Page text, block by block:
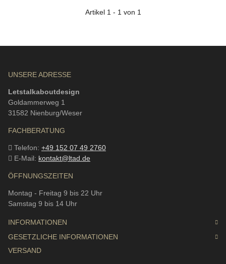
Artikel 1 - 1 von 1
UNSERE ADRESSE
Letstalkaboutdesign
Goldammerweg 1
31582 Nienburg/Weser
FACHBERATUNG
Telefon: +49 152 07 49 2760
E-Mail: kontakt@ltad.de
ÖFFNUNGSZEITEN
Montag - Freitag 9 bis 22 Uhr
Samstag 9 bis 14 Uhr
INFORMATIONEN
GESETZLICHE INFORMATIONEN
VERSAND